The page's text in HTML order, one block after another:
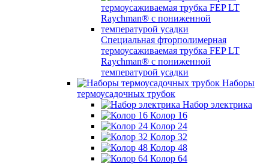
Специальная фторполимерная
термоусаживаемая трубка FEP LT
Raychman® с пониженной
температурой усадки
Наборы
термоусадочных трубок
Набор электрика
Колор 16
Колор 24
Колор 32
Колор 48
Колор 64